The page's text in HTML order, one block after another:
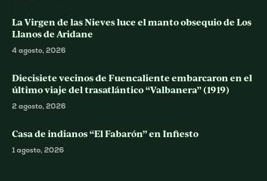
La Virgen de las Nieves luce el manto obsequio de Los
Llanos de Aridane
4 agosto, 2026
Diecisiete vecinos de Fuencaliente embarcaron en el
último viaje del trasatlántico “Valbanera” (1919)
2 agosto, 2026
Casa de indianos “El Fabarón” en Infiesto
1 agosto, 2026